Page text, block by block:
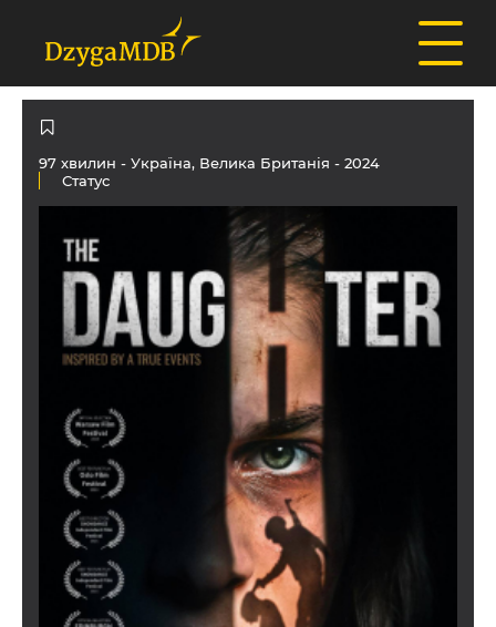
97 хвилин - Україна, Велика Британія - 2024
Статус